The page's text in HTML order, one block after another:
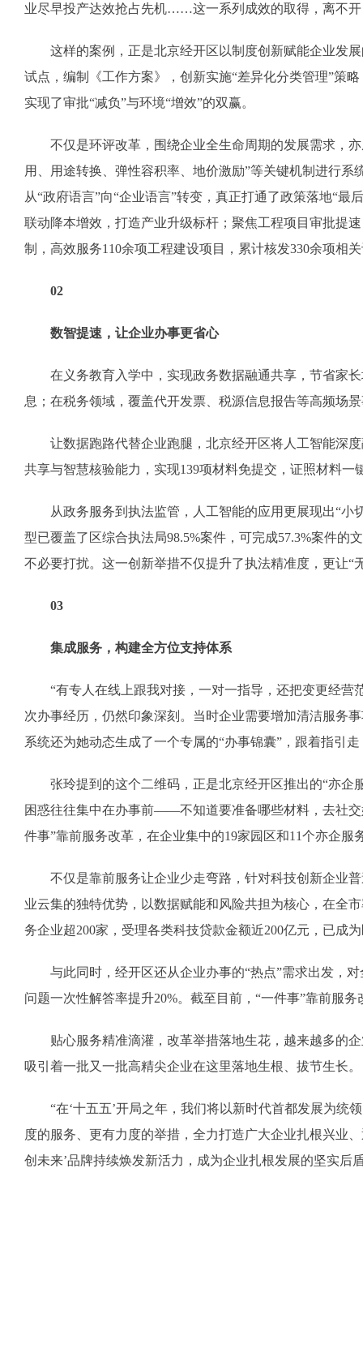
业尽早投产达效抢占先机……这一系列成效的取得，离不
这样的案例，正是北京经开区以制度创新赋能企业发展
试点，编制《工作方案》，创新实施“差异化分类管理”策
实现了审批“减负”与环境“增效”的双赢。
不仅是环评改革，围绕企业全生命周期的发展需求，亦
用、用途转换、弹性容积率、地价激励”等关键机制进行
从“政府语言”向“企业语言”转变，真正打通了政策落地“
联动降本增效，打造产业升级标杆；聚焦工程项目审批提
制，高效服务110余项工程建设项目，累计核发330余项
02
数智提速，让企业办事更省心
在义务教育入学中，实现政务数据融通共享，节省家长
息；在税务领域，覆盖代开发票、税源信息报告等高频
让数据跑路代替企业跑腿，北京经开区将人工智能深度
共享与智慧核验能力，实现139项材料免提交，证照材料
从政务服务到执法监管，人工智能的应用更展现出“小
型已覆盖了区综合执法局98.5%案件，可完成57.3%案件
不必要打扰。这一创新举措不仅提升了执法精准度，更让“
03
集成服务，构建全方位支持体系
“有专人在线上跟我对接，一对一指导，还把变更经营
次办事经历，仍然印象深刻。当时企业需要增加清洁服务
系统还为她动态生成了一个专属的“办事锦囊”，跟着指引
张玲提到的这个二维码，正是北京经开区推出的“亦企
困惑往往集中在办事前——不知道要准备哪些材料，去社交
件事”靠前服务改革，在企业集中的19家园区和11个亦企
不仅是靠前服务让企业少走弯路，针对科技创新企业普
业云集的独特优势，以数据赋能和风险共担为核心，在全
务企业超200家，受理各类科技贷款金额近200亿元，已成
与此同时，经开区还从企业办事的“热点”需求出发，对
问题一次性解答率提升20%。截至目前，“一件事”靠前服
贴心服务精准滴灌，改革举措落地生花，越来越多的企
吸引着一批又一批高精尖企业在这里落地生根、拔节生长。
“在‘十五五’开局之年，我们将以新时代首都发展为统
度的服务、更有力度的举措，全力打造广大企业扎根兴业
创未来’品牌持续焕发新活力，成为企业扎根发展的坚实后